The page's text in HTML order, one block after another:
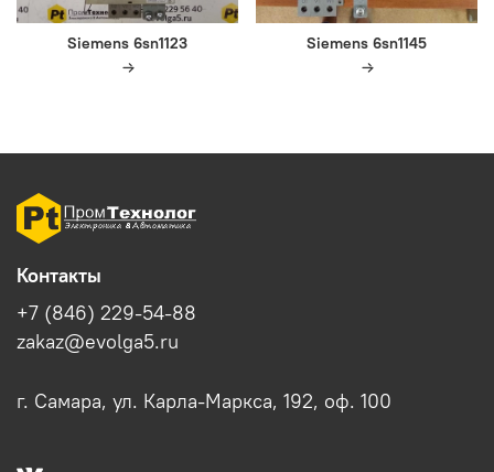
Siemens 6sn1123 Siemens 6sn1145
Контакты
+7 (846) 229-54-88
zakaz@evolga5.ru
г. Самара, ул. Карла-Маркса, 192, оф. 100